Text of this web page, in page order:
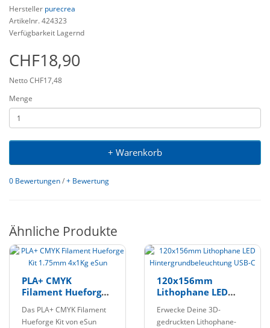
Hersteller purecrea
Artikelnr. 424323
Verfügbarkeit Lagernd
CHF18,90
Netto CHF17,48
Menge
+ Warenkorb
0 Bewertungen/+ Bewertung
Ähnliche Produkte
PLA+ CMYK
Filament Hueforge
eSun
Das PLA+ CMYK Filament
Hueforge Kit von eSun
120x156mm
Lithophane LED
USB-C
Erwecke Deine 3D-
gedruckten Lithophane-